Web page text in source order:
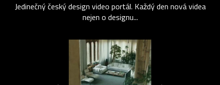
Jedinečný český design video portál. Každý den nová videa
nejen o designu...